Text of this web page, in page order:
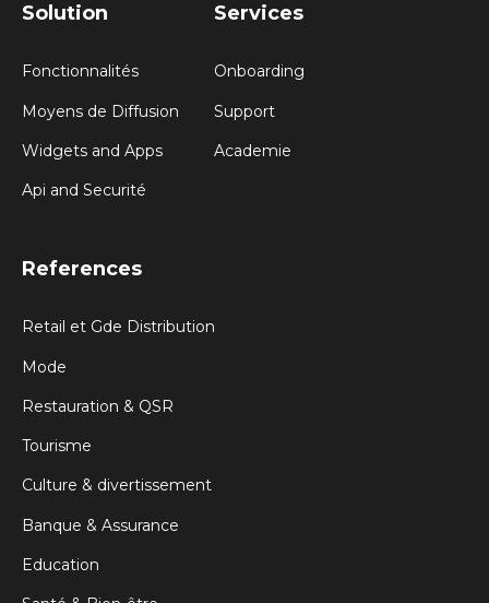
Solution
Fonctionnalités
Moyens de Diffusion
Widgets and Apps
Api and Securité
Services
Onboarding
Support
Academie
References
Retail et Gde Distribution
Mode
Restauration & QSR
Tourisme
Culture & divertissement
Banque & Assurance
Education